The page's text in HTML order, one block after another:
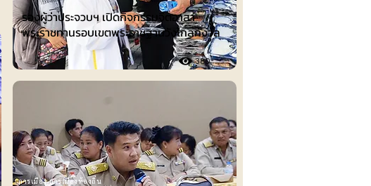
รองผู้ว่าประจวบฯ เปิดกิจกรรมจิตอาสา
พระราชทานรอบเขตพระราชฐานวังไกลกังวล
380
การเมือง-การเมืองท้องถิ่น